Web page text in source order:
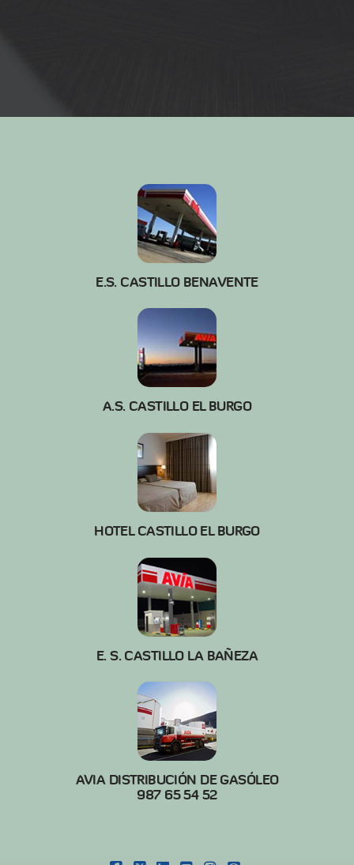
E.S. CASTILLO BENAVENTE
A.S. CASTILLO EL BURGO
HOTEL CASTILLO EL BURGO
E. S. CASTILLO LA BAÑEZA
AVIA DISTRIBUCIÓN DE GASÓLEO
987 65 54 52